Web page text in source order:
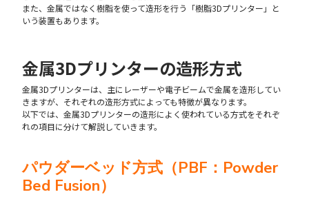
また、金属ではなく樹脂を使って造形を行う「樹脂3Dプリンター」と
いう装置もあります。
金属3Dプリンターの造形方式
金属3Dプリンターは、主にレーザーや電子ビームで金属を造形してい
きますが、それぞれの造形方式によっても特徴が異なります。
以下では、金属3Dプリンターの造形によく使われている方式をそれぞ
れの項目に分けて解説していきます。
パウダーベッド方式（PBF：Powder
Bed Fusion）